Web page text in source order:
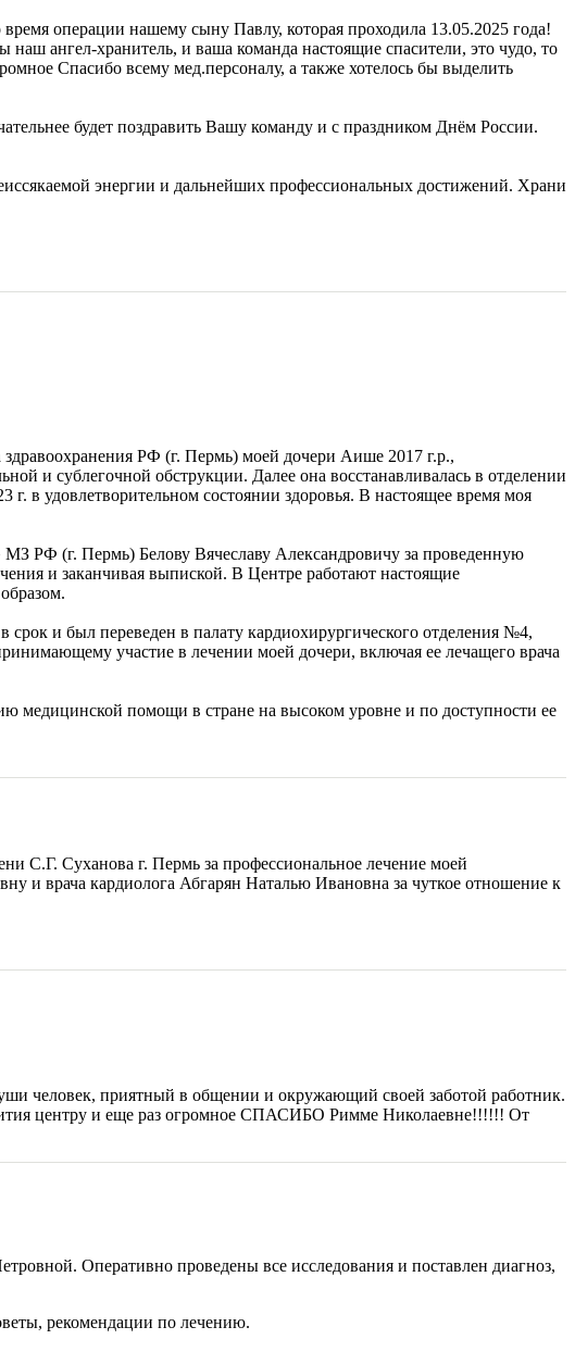
операции нашему сыну Павлу, которая проходила 13.05.2025 года!
ангел-хранитель, и ваша команда настоящие спасители, это чудо, то
Спасибо всему мед.персоналу, а также хотелось бы выделить
будет поздравить Вашу команду и с праздником Днём России.
энергии и дальнейших профессиональных достижений. Храни
РФ (г. Пермь) моей дочери Аише 2017 г.р.,
и сублегочной обструкции. Далее она восстанавливалась в отделении
в удовлетворительном состоянии здоровья. В настоящее время моя
РФ (г. Пермь) Белову Вячеславу Александровичу за проведенную
и заканчивая выпиской. В Центре работают настоящие
срок и был переведен в палату кардиохирургического отделения №4,
участие в лечении моей дочери, включая ее лечащего врача
медицинской помощи в стране на высоком уровне и по доступности ее
С.Г. Суханова г. Пермь за профессиональное лечение моей
и врача кардиолога Абгарян Наталью Ивановна за чуткое отношение к
человек, приятный в общении и окружающий своей заботой работник.
центру и еще раз огромное СПАСИБО Римме Николаевне!!!!!! От
Оперативно проведены все исследования и поставлен диагноз,
рекомендации по лечению.